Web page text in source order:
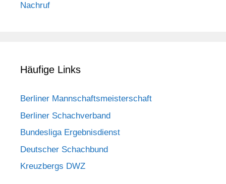
Nachruf
Häufige Links
Berliner Mannschaftsmeisterschaft
Berliner Schachverband
Bundesliga Ergebnisdienst
Deutscher Schachbund
Kreuzbergs DWZ